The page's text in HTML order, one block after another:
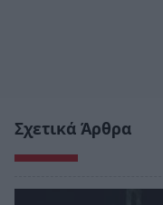
Σχετικά Άρθρα